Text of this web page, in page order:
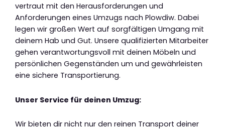
vertraut mit den Herausforderungen und
Anforderungen eines Umzugs nach Plowdiw. Dabei
legen wir großen Wert auf sorgfältigen Umgang mit
deinem Hab und Gut. Unsere qualifizierten Mitarbeiter
gehen verantwortungsvoll mit deinen Möbeln und
persönlichen Gegenständen um und gewährleisten
eine sichere Transportierung.
Unser Service für deinen Umzug:
Wir bieten dir nicht nur den reinen Transport deiner